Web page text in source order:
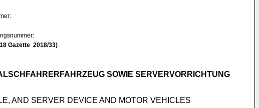
Gazette 2018/33)
SOWIE SERVERVORRICHTUNG
AND SERVER DEVICE AND MOTOR VEHICLES